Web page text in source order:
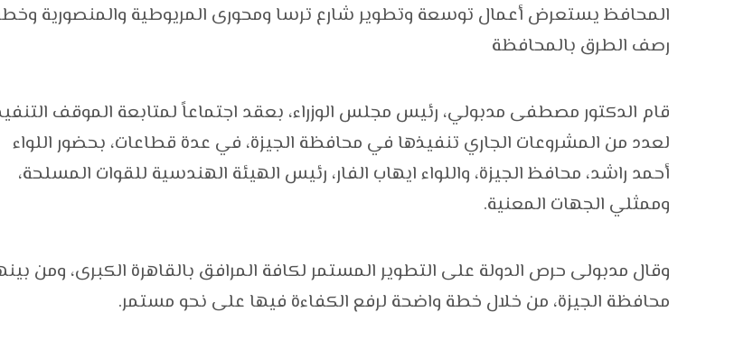
المحافظ يستعرض أعمال توسعة وتطوير شارع ترسا ومحورى المريوطية والمنصورية
رصف الطرق بالمحافظة
قام الدكتور مصطفى مدبولي، رئيس مجلس الوزراء، بعقد اجتماعاً لمتابعة الموقف
لعدد من المشروعات الجاري تنفيذها في محافظة الجيزة، في عدة قطاعات، بحضور اللواء
أحمد راشد، محافظ الجيزة، واللواء ايهاب الفار، رئيس الهيئة الهندسية للقوات المسلحة،
وممثلي الجهات المعنية.
وقال مدبولى حرص الدولة على التطوير المستمر لكافة المرافق بالقاهرة الكبرى، ومن
محافظة الجيزة، من خلال خطة واضحة لرفع الكفاءة فيها على نحو مستمر.